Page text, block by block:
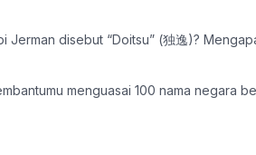
disebut “Doitsu” (独逸)?
menguasai 100 nama negara